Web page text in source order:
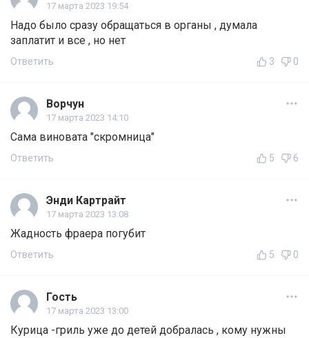
17 марта 2023 19:54
Надо было сразу обращаться в органы , думала
заплатит и все , но нет
Ответить 3 0
Ворчун
17 марта 2023 14:10
Сама виновата "скромница"
Ответить 5 6
Энди Картрайт
17 марта 2023 13:08
Жадность фраера погубит
Ответить 5 0
Гость
17 марта 2023 13:00
Курица -гриль уже до детей добралась , кому нужны